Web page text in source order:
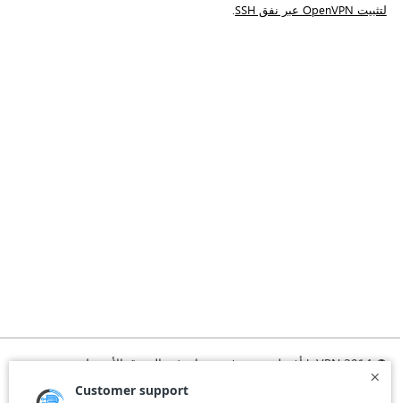
لتثبيت OpenVPN عبر نفق SSH .
© 2014 b.VPN أفضل خدمة في بي ان في الشرق الأوسط
الرئيسية
اتفاقية الاستخدام